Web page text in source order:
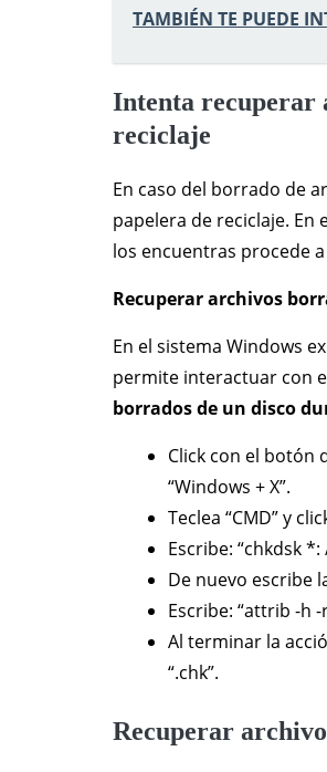
TAMBIÉN TE PUEDE
Intenta recuperar
reciclaje
En caso del borrado de
papelera de reciclaje. En
los encuentras procede
Recuperar archivos
En el sistema Windows
permite interactuar con
borrados de un disco
Click con el botón
“Windows + X”.
Teclea “CMD” y
Escribe: “chkdsk
De nuevo escribe
Escribe: “attrib -h
Al terminar la
“.chk”.
Recuperar